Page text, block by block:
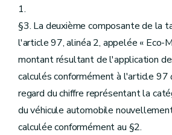
1.
§3. La deuxième composante de la
l'article 97, alinéa 2, appelée « Eco-
montant résultant de l'application
calculés conformément à l'article 97
regard du chiffre représentant la
du véhicule automobile
calculée conformément au §2.